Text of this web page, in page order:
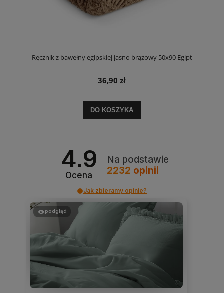
Ręcznik z bawełny egipskiej jasno brązowy 50x90 Egipt
36,90 zł
DO KOSZYKA
4.9
Ocena
Na podstawie
2232 opinii
Jak zbieramy opinie?
podgląd